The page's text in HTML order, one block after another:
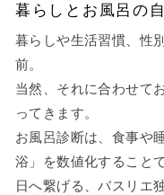
暮らしとお風呂の
暮らしや生活習慣、性
前。
当然、それに合わせて
ってきます。
お風呂診断は、食事や
浴」を数値化すること
日へ繋げる、バスリエ